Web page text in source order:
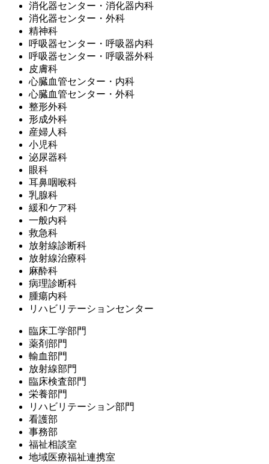
消化器センター・消化器内科
消化器センター・外科
精神科
呼吸器センター・呼吸器内科
呼吸器センター・呼吸器外科
皮膚科
心臓血管センター・内科
心臓血管センター・外科
整形外科
形成外科
産婦人科
小児科
泌尿器科
眼科
耳鼻咽喉科
乳腺科
緩和ケア科
一般内科
救急科
放射線診断科
放射線治療科
麻酔科
病理診断科
腫瘍内科
リハビリテーションセンター
臨床工学部門
薬剤部門
輸血部門
放射線部門
臨床検査部門
栄養部門
リハビリテーション部門
看護部
事務部
福祉相談室
地域医療福祉連携室